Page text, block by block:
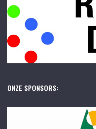
ONZE SPONSORS: